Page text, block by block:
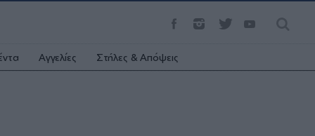
Αγγελίες Στήλες & Απόψεις